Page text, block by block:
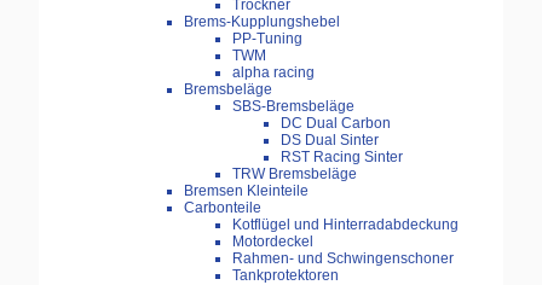
Trockner
Brems-Kupplungshebel
PP-Tuning
TWM
alpha racing
Bremsbeläge
SBS-Bremsbeläge
DC Dual Carbon
DS Dual Sinter
RST Racing Sinter
TRW Bremsbeläge
Bremsen Kleinteile
Carbonteile
Kotflügel und Hinterradabdeckung
Motordeckel
Rahmen- und Schwingenschoner
Tankprotektoren